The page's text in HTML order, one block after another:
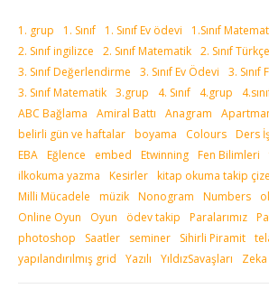
1. grup 1. Sınıf 1. Sınıf Ev ödevi 1.Sınıf
2. Sınıf ingilizce
2. Sınıf Matematik 2. Sınıf Türkçe
3. Sınıf Değerlendirme
3. Sınıf Ev Ödevi
3.
3. Sınıf Matematik 3.grup 4. Sınıf 4.grup
ABC Bağlama
Amiral Battı Anagram
belirli gün ve haftalar boyama Colours Ders
EBA Eğlence embed Etwinning Fen Bilimleri
ilkokuma yazma
Kesirler kitap okuma takip
Milli Mücadele
müzik Nonogram Numbers
Online Oyun
Oyun ödev takip Paralarımız
photoshop
Saatler seminer Sihirli Piramit
yapılandırılmış grid
Yazılı YıldızSavaşları